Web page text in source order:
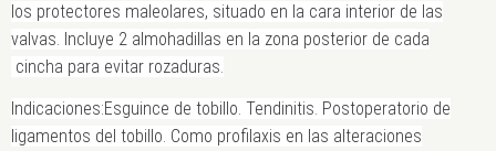
los protectores maleolares, situado en la cara interior de las
valvas. Incluye 2 almohadillas en la zona posterior de cada
cincha para evitar rozaduras.
Indicaciones:Esguince de tobillo. Tendinitis. Postoperatorio de
ligamentos del tobillo. Como profilaxis en las alteraciones